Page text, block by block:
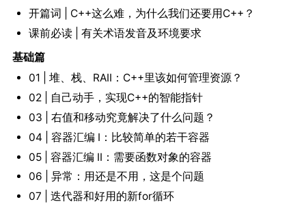
开篇词 | C++这么难，为什么我们还要用C++？
课前必读 | 有关术语发音及环境要求
基础篇
01 | 堆、栈、RAII：C++里该如何管理资源？
02 | 自己动手，实现C++的智能指针
03 | 右值和移动究竟解决了什么问题？
04 | 容器汇编 I：比较简单的若干容器
05 | 容器汇编 II：需要函数对象的容器
06 | 异常：用还是不用，这是个问题
07 | 迭代器和好用的新for循环